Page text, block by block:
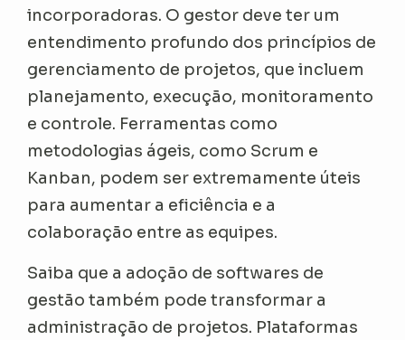
incorporadoras. O gestor deve ter um
entendimento profundo dos princípios de
gerenciamento de projetos, que incluem
planejamento, execução, monitoramento
e controle. Ferramentas como
metodologias ágeis, como Scrum e
Kanban, podem ser extremamente úteis
para aumentar a eficiência e a
colaboração entre as equipes.
Saiba que a adoção de softwares de
gestão também pode transformar a
administração de projetos. Plataformas